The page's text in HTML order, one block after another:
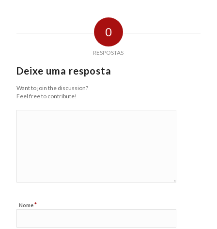
0
RESPOSTAS
Deixe uma resposta
Want to join the discussion?
Feel free to contribute!
Nome*